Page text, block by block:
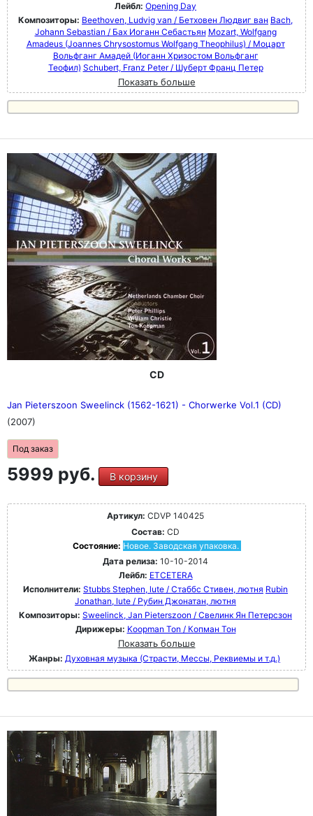
Лейбл: Opening Day
Композиторы: Beethoven, Ludvig van / Бетховен Людвиг ван Bach,
Johann Sebastian / Бах Иоганн Себастьян Mozart, Wolfgang
Amadeus (Joannes Chrysostomus Wolfgang Theophilus) / Моцарт
Вольфганг Амадей (Иоганн Хризостом Вольфганг
Теофил) Schubert, Franz Peter / Шуберт Франц Петер
Показать больше
CD
Jan Pieterszoon Sweelinck (1562-1621) - Chorwerke Vol.1 (CD)
(2007)
Под заказ
5999 руб. В корзину
Артикул: CDVP 140425
Состав: CD
Состояние: Новое. Заводская упаковка.
Дата релиза: 10-10-2014
Лейбл: ETCETERA
Исполнители: Stubbs Stephen, lute / Стаббс Стивен, лютня Rubin
Jonathan, lute / Рубин Джонатан, лютня
Композиторы: Sweelinck, Jan Pieterszoon / Свелинк Ян Петерсзон
Дирижеры: Koopman Ton / Копман Тон
Показать больше
Жанры: Духовная музыка (Страсти, Мессы, Реквиемы и т.д.)